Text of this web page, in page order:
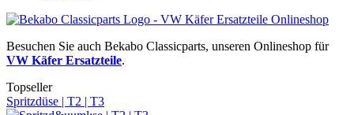
Besuchen Sie auch Bekabo Classicparts, unseren Onlineshop für
VW Käfer Ersatzteile.
Topseller
Spritzdüse | T2 | T3